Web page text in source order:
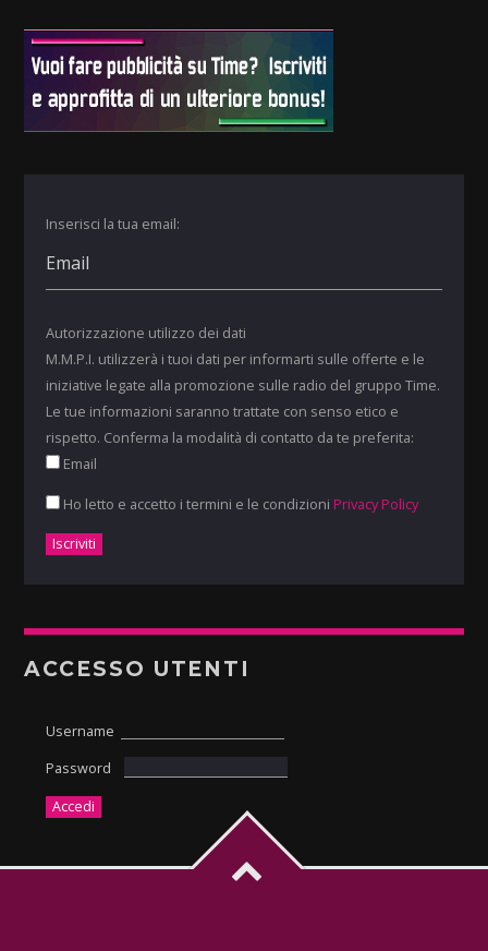
Inserisci la tua email:
Autorizzazione utilizzo dei dati
M.M.P.I. utilizzerà i tuoi dati per informarti sulle offerte e le
iniziative legate alla promozione sulle radio del gruppo Time.
Le tue informazioni saranno trattate con senso etico e
rispetto. Conferma la modalità di contatto da te preferita:
Email
Ho letto e accetto i termini e le condizioni Privacy Policy
ACCESSO UTENTI
Username
Password